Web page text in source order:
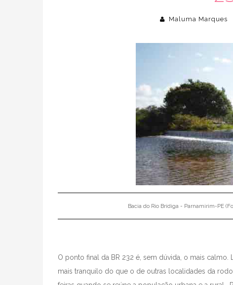
Maluma Marques
Bacia do Rio Brídiga - Parnamirim-PE
O ponto final da BR 232 é, sem dúvida, o mais
mais tranquilo do que o de outras localidades da